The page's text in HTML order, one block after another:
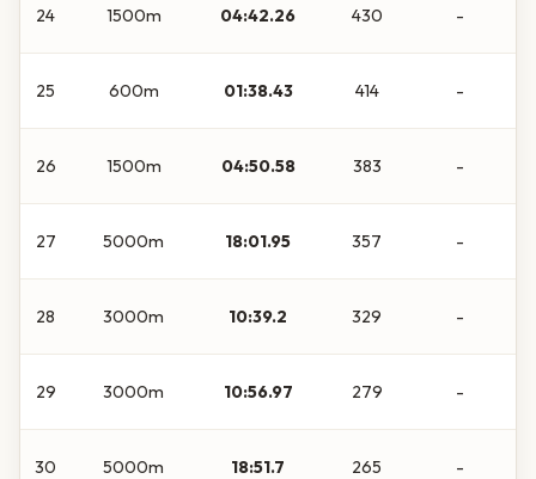
24 1500m 04:42.26 430 -
25 600m 01:38.43 414 -
26 1500m 04:50.58 383 -
27 5000m 18:01.95 357 -
28 3000m 10:39.2 329 -
29 3000m 10:56.97 279 -
30 5000m 18:51.7 265 -